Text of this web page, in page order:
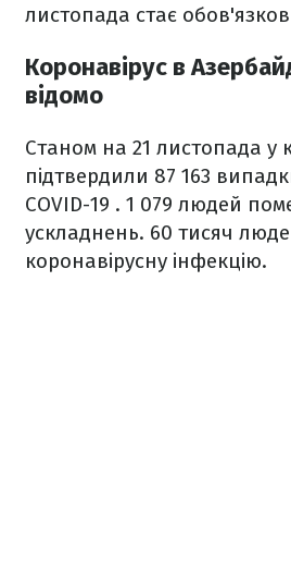
листопада стає
Коронавірус в
відомо
Станом на 21 листопада у
підтвердили 87 163
COVID-19 . 1 079 людей
ускладнень. 60 тисяч
коронавірусну інфекцію.